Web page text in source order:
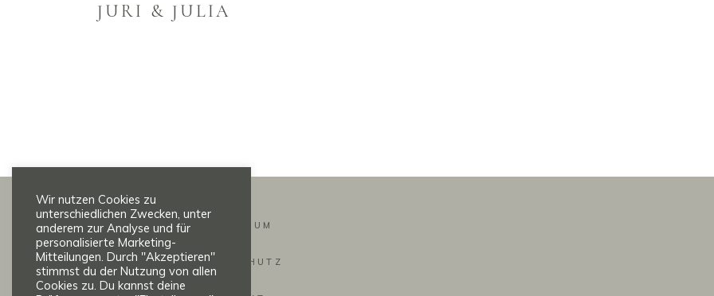
JURI & JULIA
IMPRESSUM
DATENSCHUTZ
Wir nutzen Cookies zu
unterschiedlichen Zwecken, unter
anderem zur Analyse und für
personalisierte Marketing-
Mitteilungen. Durch "Akzeptieren"
stimmst du der Nutzung von allen
Cookies zu. Du kannst deine